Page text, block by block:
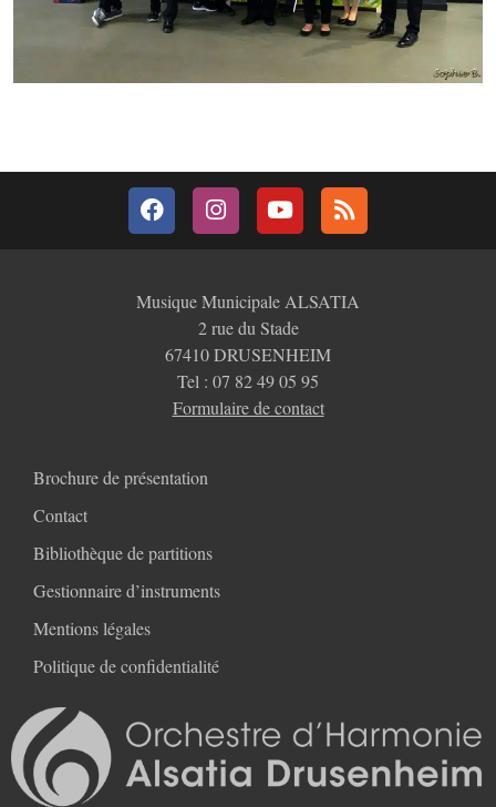
Musique Municipale ALSATIA
2 rue du Stade
67410 DRUSENHEIM
Tel : 07 82 49 05 95
Formulaire de contact
Brochure de présentation
Contact
Bibliothèque de partitions
Gestionnaire d’instruments
Mentions légales
Politique de confidentialité